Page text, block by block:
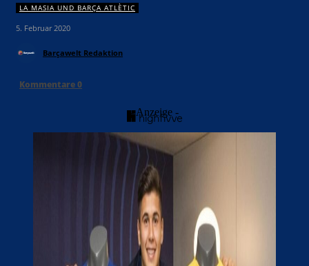
LA MASIA UND BARÇA ATLÈTIC
5. Februar 2020
Barçawelt Redaktion
Kommentare0
- Anzeige -